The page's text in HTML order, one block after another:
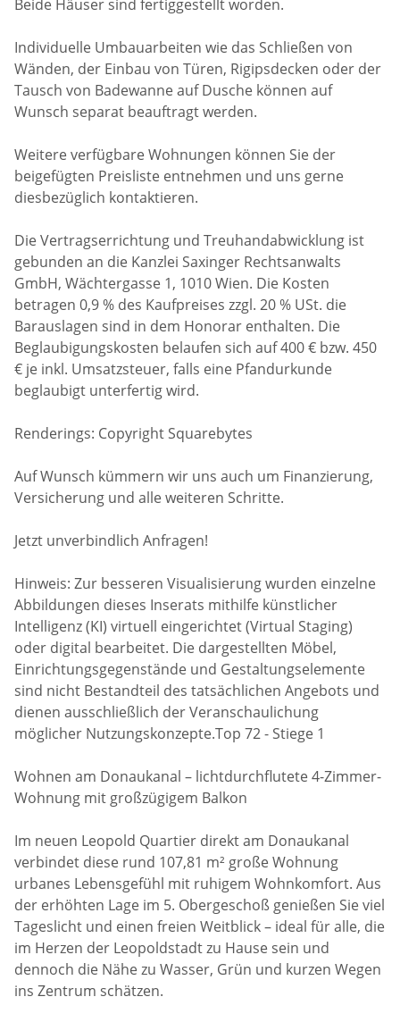
Beide Häuser sind fertiggestellt worden.
Individuelle Umbauarbeiten wie das Schließen von
Wänden, der Einbau von Türen, Rigipsdecken oder der
Tausch von Badewanne auf Dusche können auf
Wunsch separat beauftragt werden.
Weitere verfügbare Wohnungen können Sie der
beigefügten Preisliste entnehmen und uns gerne
diesbezüglich kontaktieren.
Die Vertragserrichtung und Treuhandabwicklung ist
gebunden an die Kanzlei Saxinger Rechtsanwalts
GmbH, Wächtergasse 1, 1010 Wien. Die Kosten
betragen 0,9 % des Kaufpreises zzgl. 20 % USt. die
Barauslagen sind in dem Honorar enthalten. Die
Beglaubigungskosten belaufen sich auf 400 € bzw. 450
€ je inkl. Umsatzsteuer, falls eine Pfandurkunde
beglaubigt unterfertig wird.
Renderings: Copyright Squarebytes
Auf Wunsch kümmern wir uns auch um Finanzierung,
Versicherung und alle weiteren Schritte.
Jetzt unverbindlich Anfragen!
Hinweis: Zur besseren Visualisierung wurden einzelne
Abbildungen dieses Inserats mithilfe künstlicher
Intelligenz (KI) virtuell eingerichtet (Virtual Staging)
oder digital bearbeitet. Die dargestellten Möbel,
Einrichtungsgegenstände und Gestaltungselemente
sind nicht Bestandteil des tatsächlichen Angebots und
dienen ausschließlich der Veranschaulichung
möglicher Nutzungskonzepte.Top 72 - Stiege 1
Wohnen am Donaukanal – lichtdurchflutete 4-Zimmer-
Wohnung mit großzügigem Balkon
Im neuen Leopold Quartier direkt am Donaukanal
verbindet diese rund 107,81 m² große Wohnung
urbanes Lebensgefühl mit ruhigem Wohnkomfort. Aus
der erhöhten Lage im 5. Obergeschoß genießen Sie viel
Tageslicht und einen freien Weitblick – ideal für alle, die
im Herzen der Leopoldstadt zu Hause sein und
dennoch die Nähe zu Wasser, Grün und kurzen Wegen
ins Zentrum schätzen.